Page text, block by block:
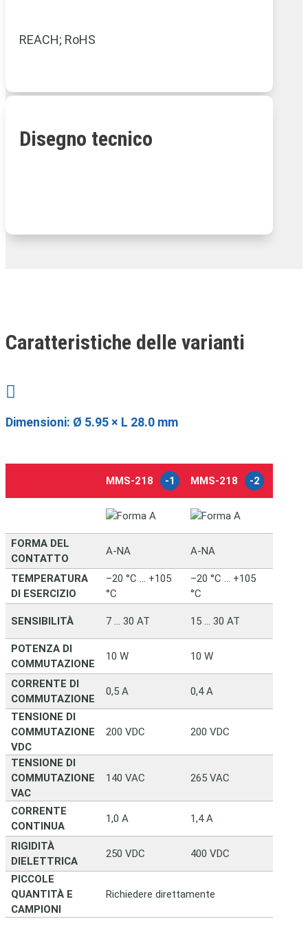
REACH; RoHS
Disegno tecnico
Caratteristiche delle varianti

Dimensioni: Ø 5.95 × L 28.0 mm
MMS-218 -1 MMS-218 -2
FORMA DEL
CONTATTO
A-NA A-NA
TEMPERATURA
DI ESERCIZIO
–20 °C … +105
°C
–20 °C … +105
°C
SENSIBILITÀ 7 … 30 AT 15 … 30 AT
POTENZA DI
COMMUTAZIONE
10 W 10 W
CORRENTE DI
COMMUTAZIONE
0,5 A 0,4 A
TENSIONE DI
COMMUTAZIONE
VDC
200 VDC 200 VDC
TENSIONE DI
COMMUTAZIONE
VAC
140 VAC 265 VAC
CORRENTE
CONTINUA
1,0 A 1,4 A
RIGIDITÀ
DIELETTRICA
250 VDC 400 VDC
PICCOLE
QUANTITÀ E
CAMPIONI
Richiedere direttamente